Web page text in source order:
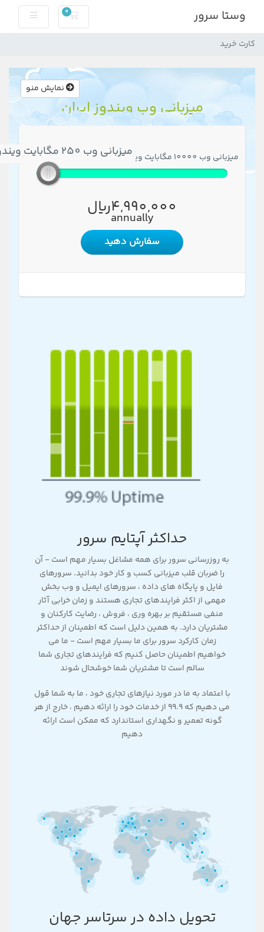
وستا سرور 0
کارت خرید
کارت خرید
میزبانی وب ویندوز ایران
میزبانی وب 250 مگابایت ویندوز ایران
میزبانی وب 250 مگابایت ویندوز ایران میزبانی وب 10000 مگابایت ویندوز ایران
4,990,000ریال
annually
سفارش دهید
حداکثر آپتایم سرور
به روزرسانی سرور برای همه مشاغل بسیار مهم است - آن
را ضربان قلب میزبانی کسب و کار خود بدانید. سرورهای
فایل و پایگاه های داده ، سرورهای ایمیل و وب بخش
مهمی از اکثر فرایندهای تجاری هستند و زمان خرابی آثار
منفی مستقیم بر بهره وری ، فروش ، رضایت کارکنان و
مشتریان دارد. به همین دلیل است که اطمینان از حداکثر
زمان کارکرد سرور برای ما بسیار مهم است - ما می
خواهیم اطمینان حاصل کنیم که فرایندهای تجاری شما
سالم است تا مشتریان شما خوشحال شوند
با اعتماد به ما در مورد نیازهای تجاری خود ، ما به شما قول
می دهیم که 99.9 از خدمات خود را ارائه دهیم ، خارج از هر
گونه تعمیر و نگهداری استاندارد که ممکن است ارائه
دهیم
تحویل داده در سرتاسر جهان